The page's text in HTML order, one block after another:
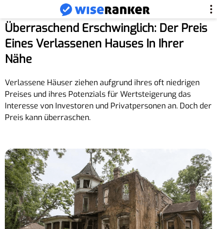
Überraschend Erschwinglich: Der Preis
Eines Verlassenen Hauses In Ihrer
Nähe
Verlassene Häuser ziehen aufgrund ihres oft niedrigen
Preises und ihres Potenzials für Wertsteigerung das
Interesse von Investoren und Privatpersonen an. Doch der
Preis kann überraschen.